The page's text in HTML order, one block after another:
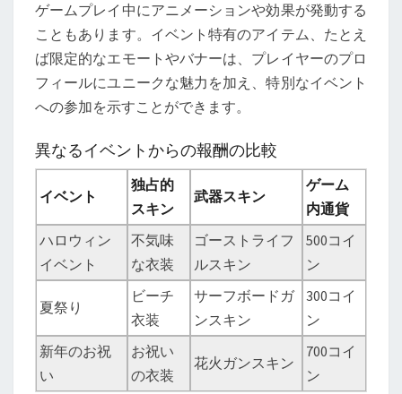
ゲームプレイ中にアニメーションや効果が発動する
こともあります。イベント特有のアイテム、たとえ
ば限定的なエモートやバナーは、プレイヤーのプロ
フィールにユニークな魅力を加え、特別なイベント
への参加を示すことができます。
異なるイベントからの報酬の比較
イベント
独占的
スキン
武器スキン
ゲーム
内通貨
ハロウィン
イベント
不気味
な衣装
ゴーストライフ
ルスキン
500コイ
ン
夏祭り
ビーチ
衣装
サーフボードガ
ンスキン
300コイ
ン
新年のお祝
い
お祝い
の衣装
花火ガンスキン
700コイ
ン